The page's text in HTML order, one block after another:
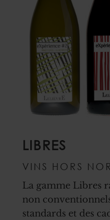
LIBRES
VINS HORS
La gamme Libres
non
standards et des